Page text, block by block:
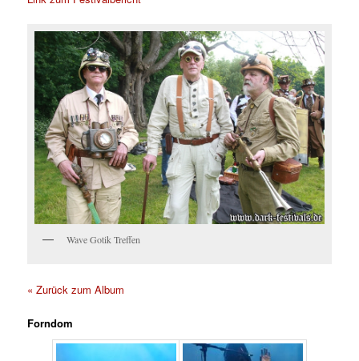
Wave Gotik Treffen
« Zurück zum Album
Forndom